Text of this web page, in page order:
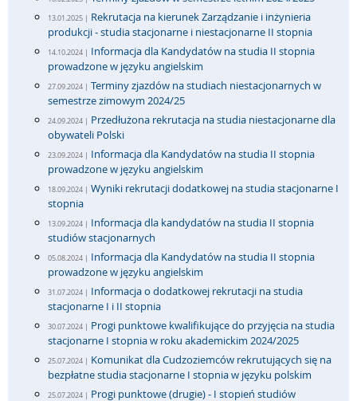
13.01.2025 | Rekrutacja na kierunek Zarządzanie i inżynieria
produkcji - studia stacjonarne i niestacjonarne II stopnia
14.10.2024 | Informacja dla Kandydatów na studia II stopnia
prowadzone w języku angielskim
27.09.2024 | Terminy zjazdów na studiach niestacjonarnych w
semestrze zimowym 2024/25
24.09.2024 | Przedłużona rekrutacja na studia niestacjonarne dla
obywateli Polski
23.09.2024 | Informacja dla Kandydatów na studia II stopnia
prowadzone w języku angielskim
18.09.2024 | Wyniki rekrutacji dodatkowej na studia stacjonarne I
stopnia
13.09.2024 | Informacja dla kandydatów na studia II stopnia
studiów stacjonarnych
05.08.2024 | Informacja dla Kandydatów na studia II stopnia
prowadzone w języku angielskim
31.07.2024 | Informacja o dodatkowej rekrutacji na studia
stacjonarne I i II stopnia
30.07.2024 | Progi punktowe kwalifikujące do przyjęcia na studia
stacjonarne I stopnia w roku akademickim 2024/2025
25.07.2024 | Komunikat dla Cudzoziemców rekrutujących się na
bezpłatne studia stacjonarne I stopnia w języku polskim
25.07.2024 | Progi punktowe (drugie) - I stopień studiów